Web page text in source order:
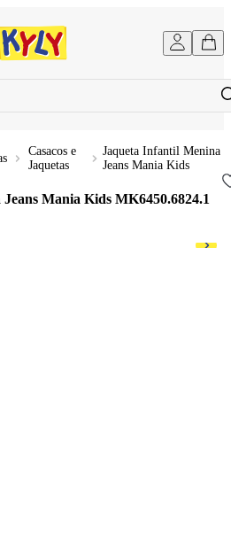
Casacos e
Jaquetas
Jaqueta Infantil Menina
Jeans Mania Kids
Mania Kids MK6450.6824.1